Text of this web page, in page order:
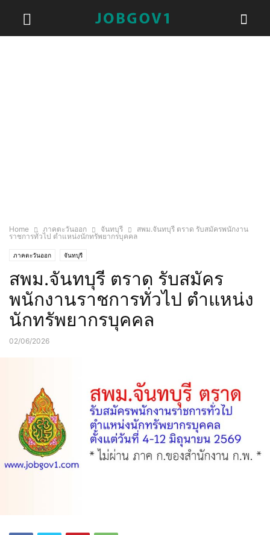
Home ภาคตะวันออก จันทบุรี
สพม.จันทบุรี ตราด รับสมัครพนักงาน
ราชการทั่วไป ตำแหน่งนักทรัพยากรบุคคล
ภาคตะวันออก จันทบุรี
สพม.จันทบุรี ตราด รับสมัคร
พนักงานราชการทั่วไป ตำแหน่ง
นักทรัพยากรบุคคล
02/06/2026